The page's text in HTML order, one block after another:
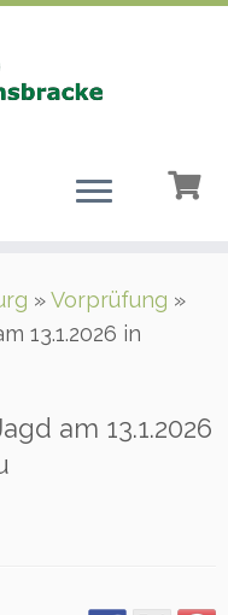
»Vorprüfung »
13.1.2026 in
am 13.1.2026